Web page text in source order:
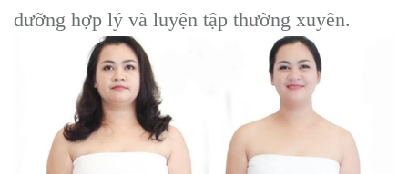
dưỡng hợp lý và luyện tập thường xuyên.